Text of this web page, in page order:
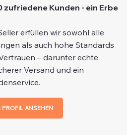
Kunden - ein Erbe
erfüllen wir sowohl alle
als auch hohe Standards
– darunter echte
Versand und ein
PROFIL ANSEHEN